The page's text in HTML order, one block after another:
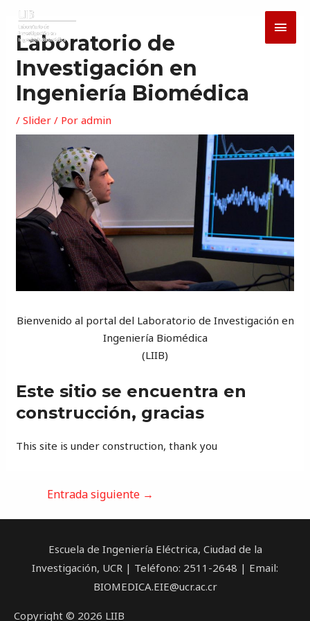
contenido
Laboratorio de
Investigación en
Ingeniería Biomédica
/Slider / Poradmin
Bienvenido al portal del Laboratorio de Investigación en
Ingeniería Biomédica
(LIIB)
Este sitio se encuentra en
construcción, gracias
This site is under construction, thank you
Navegación
entradas
Entrada siguiente →
Escuela de Ingeniería Eléctrica, Ciudad de la
Investigación, UCR | Teléfono: 2511-2648 | Email:
BIOMEDICA.EIE@ucr.ac.cr
Copyright © 2026 LIIB